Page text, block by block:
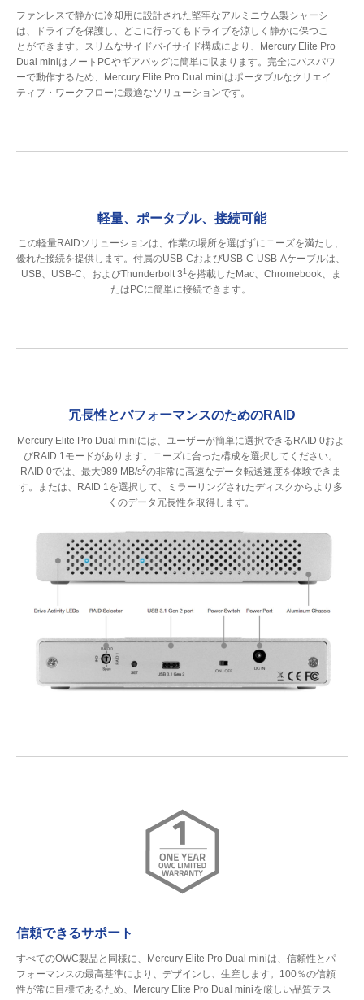
ファンレスで静かに冷却用に設計された堅牢なアルミニウム製シャーシ
は、ドライブを保護し、どこに行ってもドライブを涼しく静かに保つこ
とができます。スリムなサイドバイサイド構成により、Mercury Elite Pro
Dual miniはノートPCやギアバッグに簡単に収まります。完全にバスパワ
ーで動作するため、Mercury Elite Pro Dual miniはポータブルなクリエイ
ティブ・ワークフローに最適なソリューションです。
軽量、ポータブル、接続可能
この軽量RAIDソリューションは、作業の場所を選ばずにニーズを満たし、
優れた接続を提供します。付属のUSB-CおよびUSB-C-USB-Aケーブルは、
USB、USB-C、およびThunderbolt 3 1を搭載したMac、Chromebook、ま
たはPCに簡単に接続できます。
冗長性とパフォーマンスのためのRAID
Mercury Elite Pro Dual miniには、ユーザーが簡単に選択できるRAID 0およ
びRAID 1モードがあります。ニーズに合った構成を選択してください。
RAID 0では、最大989 MB/s2の非常に高速なデータ転送速度を体験できま
す。または、RAID 1を選択して、ミラーリングされたディスクからより多
くのデータ冗長性を取得します。
信頼できるサポート
すべてのOWC製品と同様に、Mercury Elite Pro Dual miniは、信頼性とパ
フォーマンスの最高基準により、デザインし、生産します。100％の信頼
性が常に目標であるため、Mercury Elite Pro Dual miniを厳しい品質テス